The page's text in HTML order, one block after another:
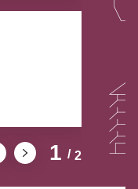
1 2